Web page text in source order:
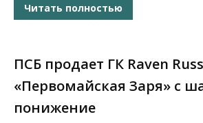
Читать полностью
ПСБ продает ГК Raven
«Первомайская Заря» с
понижение